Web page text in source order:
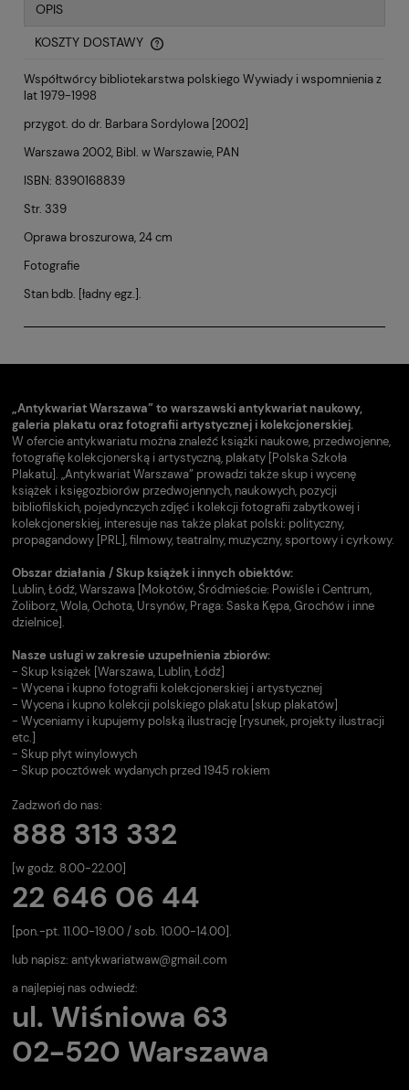
OPIS
KOSZTY DOSTAWY
CENA NIE ZAWIERA EWENTUALNYCH KOSZTÓW PŁATNOŚCI
Współtwórcy bibliotekarstwa polskiego Wywiady i wspomnienia z
lat 1979-1998
przygot. do dr. Barbara Sordylowa [2002]
Warszawa 2002, Bibl. w Warszawie, PAN
ISBN: 8390168839
Str. 339
Oprawa broszurowa, 24 cm
Fotografie
Stan bdb. [ładny egz.].
„Antykwariat Warszawa” to warszawski antykwariat naukowy,
galeria plakatu oraz fotografii artystycznej i kolekcjonerskiej.
W ofercie antykwariatu można znaleźć książki naukowe, przedwojenne,
fotografię kolekcjonerską i artystyczną, plakaty [Polska Szkoła
Plakatu]. „Antykwariat Warszawa” prowadzi także skup i wycenę
książek i księgozbiorów przedwojennych, naukowych, pozycji
bibliofilskich, pojedynczych zdjęć i kolekcji fotografii zabytkowej i
kolekcjonerskiej, interesuje nas także plakat polski: polityczny,
propagandowy [PRL], filmowy, teatralny, muzyczny, sportowy i cyrkowy.
Obszar działania / Skup książek i innych obiektów:
Lublin, Łódź, Warszawa [Mokotów, Śródmieście: Powiśle i Centrum,
Żoliborz, Wola, Ochota, Ursynów, Praga: Saska Kępa, Grochów i inne
dzielnice].
Nasze usługi w zakresie uzupełnienia zbiorów:
- Skup książek [Warszawa, Lublin, Łódź]
- Wycena i kupno fotografii kolekcjonerskiej i artystycznej
- Wycena i kupno kolekcji polskiego plakatu [skup plakatów]
- Wyceniamy i kupujemy polską ilustrację [rysunek, projekty ilustracji
etc.]
- Skup płyt winylowych
- Skup pocztówek wydanych przed 1945 rokiem
Zadzwoń do nas:
888 313 332
[w godz. 8.00-22.00]
22 646 06 44
[pon.-pt. 11.00-19.00 / sob. 10.00-14.00].
lub napisz: antykwariatwaw@gmail.com
a najlepiej nas odwiedź:
ul. Wiśniowa 63
02-520 Warszawa